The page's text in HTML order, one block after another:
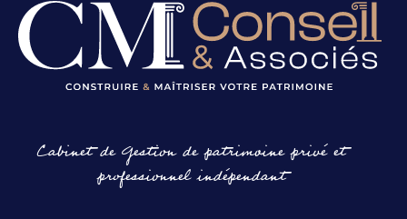
Cabinet de Gestion de patrimoine privé et
professionnel indépendant